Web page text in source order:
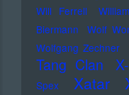
Will Ferrell
Biermann
Wolf
Wolfgang Zechner
Tang Clan
Spex
Xatar